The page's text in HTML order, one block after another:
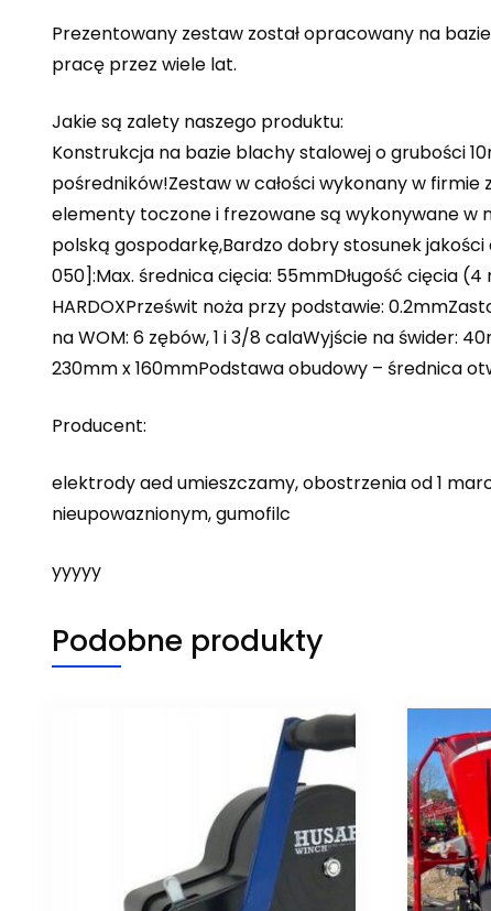
Prezentowany zestaw został opracowany na
pracę przez wiele lat.
Jakie są zalety naszego produktu:
Konstrukcja na bazie blachy stalowej o grubości
pośredników!Zestaw w całości wykonany w
elementy toczone i frezowane są wykonywane w
polską gospodarkę,Bardzo dobry stosunek jakości
050]:Max. średnica cięcia: 55mmDługość cięcia
HARDOXPrześwit noża przy podstawie:
na WOM: 6 zębów, 1 i 3/8 calaWyjście na świder:
230mm x 160mmPodstawa obudowy – średnica
Producent:
elektrody aed umieszczamy, obostrzenia od 1
nieupowaznionym, gumofilc
yyyyy
Podobne produkty